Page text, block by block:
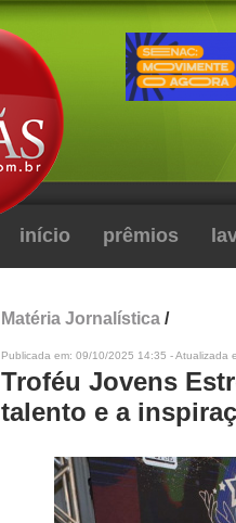
início prêmios
Matéria Jornalística /
Publicada em: 09/10/2025 14:35 - Atualizada
Troféu Jovens
talento e a